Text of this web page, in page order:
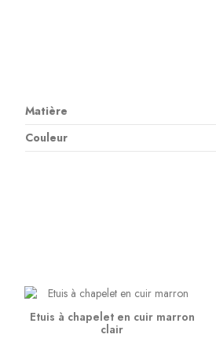
Matière
Couleur
Etuis à chapelet en cuir marron
clair